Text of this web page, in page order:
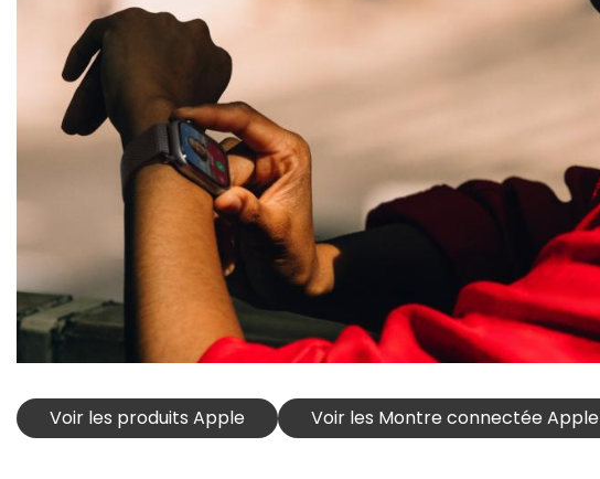
Voir les produits Apple Voir les Montre connectée Apple